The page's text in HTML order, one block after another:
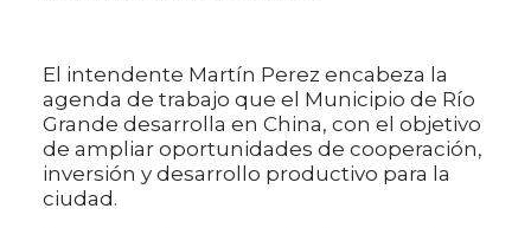
El intendente Martín Perez encabeza la
agenda de trabajo que el Municipio de Río
Grande desarrolla en China, con el objetivo
de ampliar oportunidades de cooperación,
inversión y desarrollo productivo para la
ciudad.